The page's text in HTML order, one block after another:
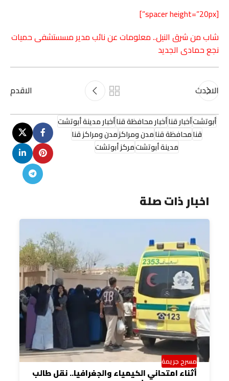
[spacer height=”20px”]
شاب من شرق النيل.. معلومات عن نائب مدير مسستشفى حميات
نجع حمادى الجديد
الاحدث الاقدم
أبوتشتأخبار قناأخبار محافظة قناأخبار مدينة أبوتشت
قنامحافظة قنامدن ومراكزمدن ومراكز قنا
مدينة أبوتشتمركز أبوتشت
اخبار ذات صلة
مسرح جريمة
أثناء امتحاني الكيمياء والجغرافيا.. نقل طالب